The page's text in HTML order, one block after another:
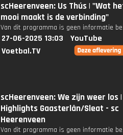
scHeerenveen: Us Thús | "Wat
mooi maakt is de verbinding"
Van dit programma is geen informatie
27-06-2025 13:03
YouTube
Voetbal.TV
scHeerenveen: We zijn weer los |
Highlights Gaasterlân/Sleat - sc
Heerenveen
Van dit programma is geen informatie